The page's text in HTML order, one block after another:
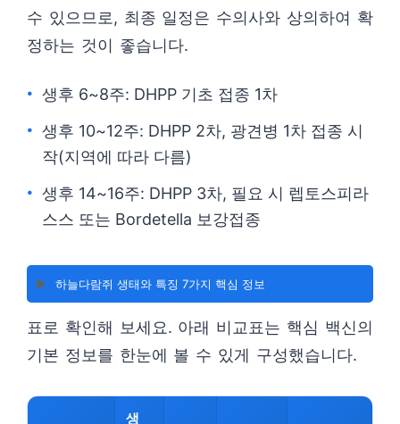
수 있으므로, 최종 일정은 수의사와 상의하여 확
정하는 것이 좋습니다.
생후 6~8주: DHPP 기초 접종 1차
생후 10~12주: DHPP 2차, 광견병 1차 접종 시
작(지역에 따라 다름)
생후 14~16주: DHPP 3차, 필요 시 렙토스피라
스스 또는 Bordetella 보강접종
▶️ 하늘다람쥐 생태와 특징 7가지 핵심 정보
표로 확인해 보세요. 아래 비교표는 핵심 백신의
기본 정보를 한눈에 볼 수 있게 구성했습니다.
생